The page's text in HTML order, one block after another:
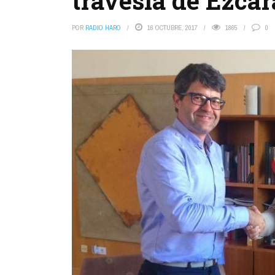
POR RADIO HARO 16 OCTUBRE, 2017 1865 0